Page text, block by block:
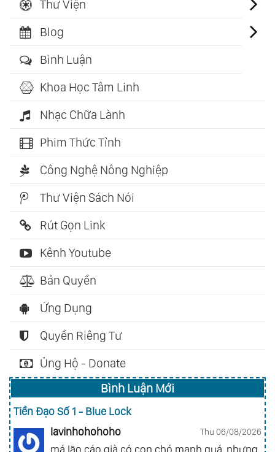
Thư Viện
Blog
Bình Luận
Khoa Học Tâm Linh
Nhạc Chữa Lành
Phim Thức Tỉnh
Công Nghệ Nông Nghiệp
Thư Viện Sách Nói
Rút Gọn Link
Kênh Youtube
Bản Quyền
Ứng Dụng
Quyền Riêng Tư
Ủng Hộ - Donate
Bình Luận Mới
Tiền Đạo Số 1 - Blue Lock
lavinhohohoho
Thu 06/08/2026
má lão cáo già có con chó mạnh quá, nhưng